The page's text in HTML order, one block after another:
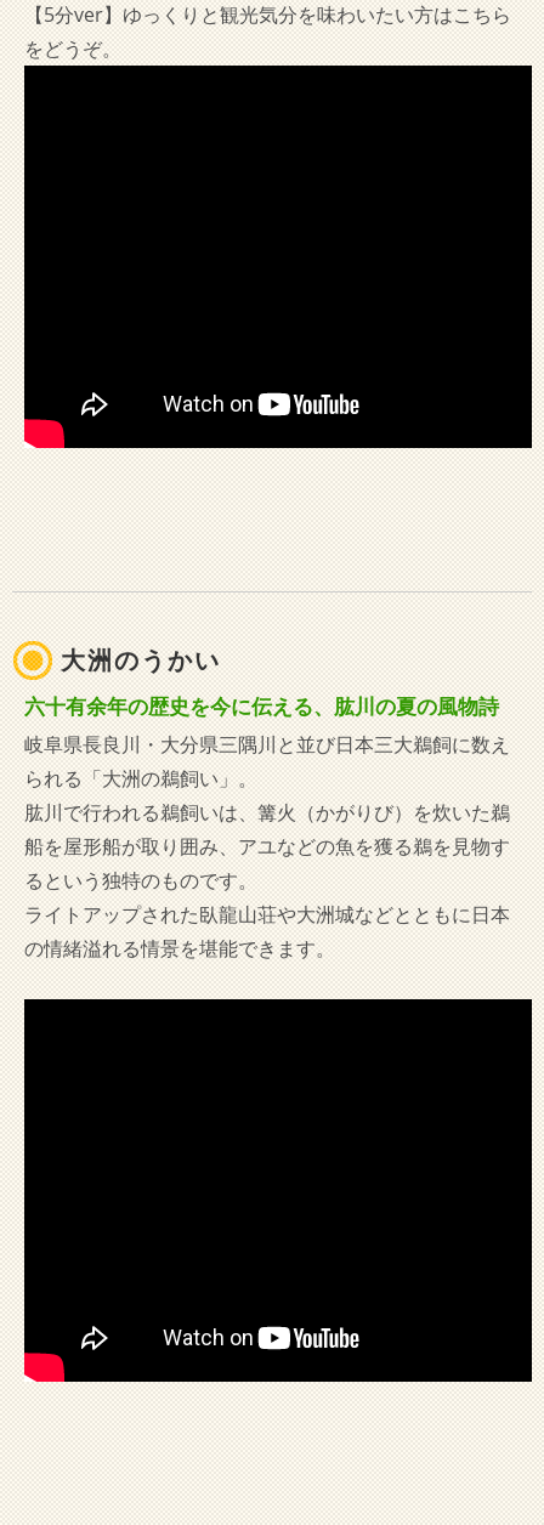
【5分ver】ゆっくりと観光気分を味わいたい方はこちら
をどうぞ。
大洲のうかい
六十有余年の歴史を今に伝える、肱川の夏の風物詩
岐阜県長良川・大分県三隅川と並び日本三大鵜飼に数え
られる「大洲の鵜飼い」。
肱川で行われる鵜飼いは、篝火（かがりび）を炊いた鵜
船を屋形船が取り囲み、アユなどの魚を獲る鵜を見物す
るという独特のものです。
ライトアップされた臥龍山荘や大洲城などとともに日本
の情緒溢れる情景を堪能できます。